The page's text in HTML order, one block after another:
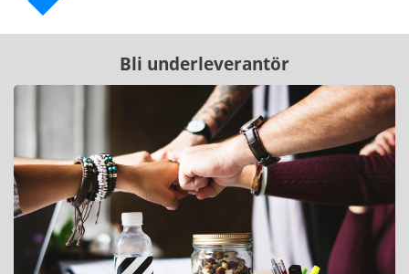
Bli underleverantör